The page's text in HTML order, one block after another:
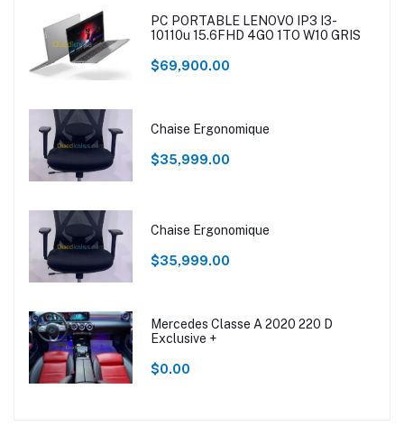
PC PORTABLE LENOVO IP3 I3-
10110u 15.6FHD 4GO 1TO W10 GRIS
$69,900.00
Chaise Ergonomique
$35,999.00
Chaise Ergonomique
$35,999.00
Mercedes Classe A 2020 220 D
Exclusive +
$0.00